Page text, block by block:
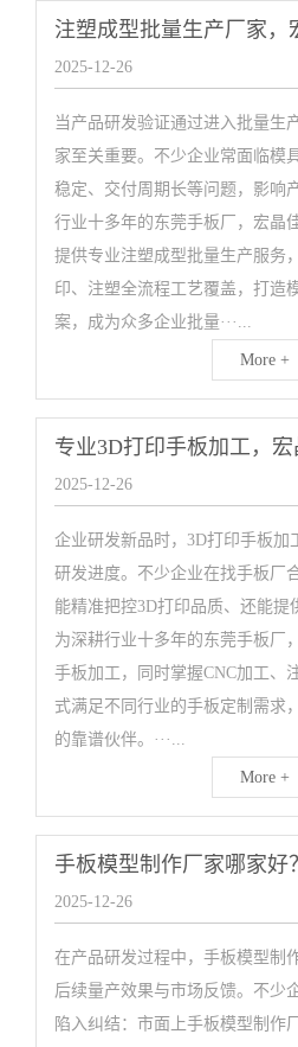
2025-12-26
当产品研发验证通过进入批量生
家至关重要。不少企业常面临模
稳定、交付周期长等问题，影响
行业十多年的东莞手板厂，宏晶
提供专业注塑成型批量生产服务
印、注塑全流程工艺覆盖，打造
案，成为众多企业批量···...
More +
2025-12-26
企业研发新品时，3D打印手板加
研发进度。不少企业在找手板厂
能精准把控3D打印品质、还能提
为深耕行业十多年的东莞手板厂
手板加工，同时掌握CNC加工、
式满足不同行业的手板定制需求
的靠谱伙伴。···...
More +
2025-12-26
在产品研发过程中，手板模型制
后续量产效果与市场反馈。不少
陷入纠结：市面上手板模型制作